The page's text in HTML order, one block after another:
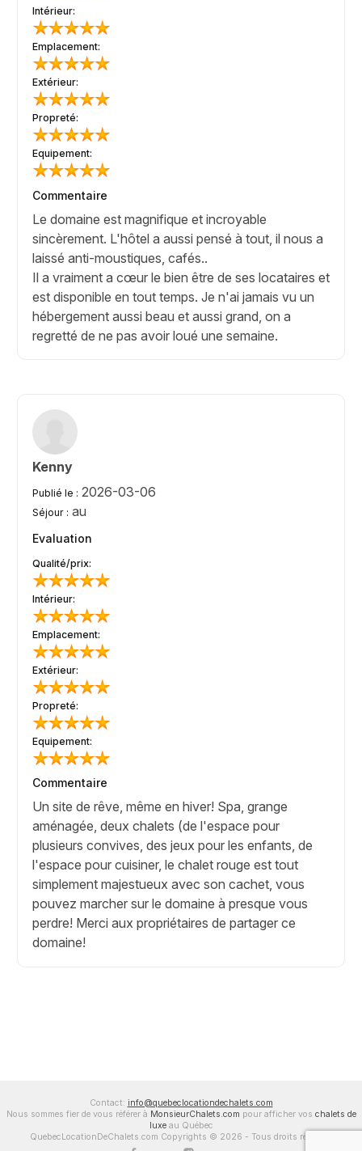
Intérieur:
Emplacement:
Extérieur:
Propreté:
Equipement:
Commentaire
Le domaine est magnifique et incroyable
sincèrement. L'hôtel a aussi pensé à tout, il nous a
laissé anti-moustiques, cafés..
Il a vraiment a cœur le bien être de ses locataires et
est disponible en tout temps. Je n'ai jamais vu un
hébergement aussi beau et aussi grand, on a
regretté de ne pas avoir loué une semaine.
Kenny
Publié le : 2026-03-06
Séjour : au
Evaluation
Qualité/prix:
Intérieur:
Emplacement:
Extérieur:
Propreté:
Equipement:
Commentaire
Un site de rêve, même en hiver! Spa, grange
aménagée, deux chalets (de l'espace pour
plusieurs convives, des jeux pour les enfants, de
l'espace pour cuisiner, le chalet rouge est tout
simplement majestueux avec son cachet, vous
pouvez marcher sur le domaine à presque vous
perdre! Merci aux propriétaires de partager ce
domaine!
Contact: info@quebeclocationdechalets.com
Nous sommes fier de vous référer à MonsieurChalets.com pour afficher vos chalets de
luxeau Québec
QuebecLocationDeChalets.com Copyrights © 2026 - Tous droits réservés